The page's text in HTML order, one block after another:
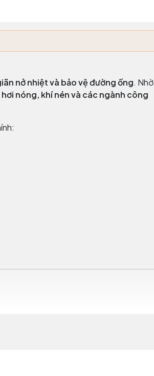
nở nhiệt và bảo vệ đường ống. Nhờ
nóng, khí nén và các ngành công